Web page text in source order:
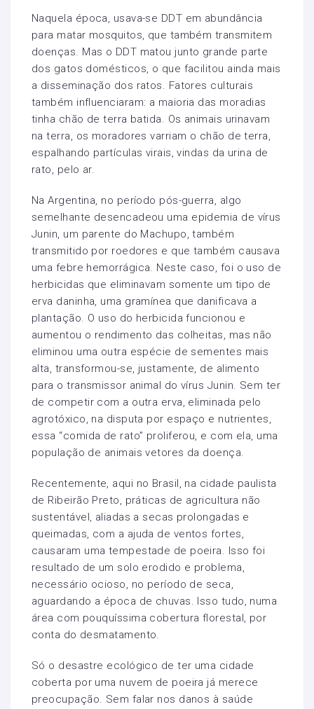
Naquela época, usava-se DDT em abundância
para matar mosquitos, que também transmitem
doenças. Mas o DDT matou junto grande parte
dos gatos domésticos, o que facilitou ainda mais
a disseminação dos ratos. Fatores culturais
também influenciaram: a maioria das moradias
tinha chão de terra batida. Os animais urinavam
na terra, os moradores varriam o chão de terra,
espalhando partículas virais, vindas da urina de
rato, pelo ar.
Na Argentina, no período pós-guerra, algo
semelhante desencadeou uma epidemia de vírus
Junin, um parente do Machupo, também
transmitido por roedores e que também causava
uma febre hemorrágica. Neste caso, foi o uso de
herbicidas que eliminavam somente um tipo de
erva daninha, uma gramínea que danificava a
plantação. O uso do herbicida funcionou e
aumentou o rendimento das colheitas, mas não
eliminou uma outra espécie de sementes mais
alta, transformou-se, justamente, de alimento
para o transmissor animal do vírus Junin. Sem ter
de competir com a outra erva, eliminada pelo
agrotóxico, na disputa por espaço e nutrientes,
essa “comida de rato” proliferou, e com ela, uma
população de animais vetores da doença.
Recentemente, aqui no Brasil, na cidade paulista
de Ribeirão Preto, práticas de agricultura não
sustentável, aliadas a secas prolongadas e
queimadas, com a ajuda de ventos fortes,
causaram uma tempestade de poeira. Isso foi
resultado de um solo erodido e problema,
necessário ocioso, no período de seca,
aguardando a época de chuvas. Isso tudo, numa
área com pouquíssima cobertura florestal, por
conta do desmatamento.
Só o desastre ecológico de ter uma cidade
coberta por uma nuvem de poeira já merece
preocupação. Sem falar nos danos à saúde